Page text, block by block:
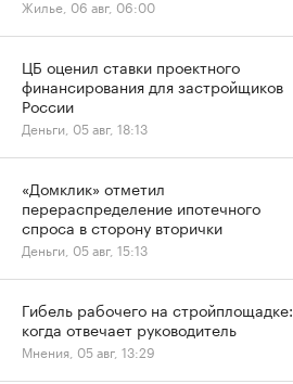
Жилье, 06 авг, 06:00
ЦБ оценил ставки проектного
финансирования для застройщиков
России
Деньги, 05 авг, 18:13
«Домклик» отметил
перераспределение ипотечного
спроса в сторону вторички
Деньги, 05 авг, 15:13
Гибель рабочего на стройплощадке:
когда отвечает руководитель
Мнения, 05 авг, 13:29